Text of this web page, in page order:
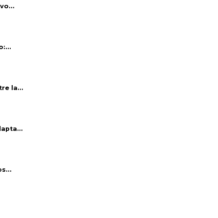
la...